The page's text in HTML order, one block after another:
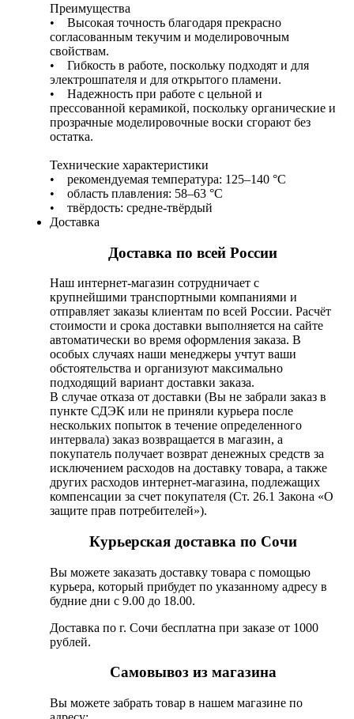
Преимущества
• Высокая точность благодаря прекрасно
согласованным текучим и моделировочным
свойствам.
• Гибкость в работе, поскольку подходят и для
электрошпателя и для открытого пламени.
• Надежность при работе с цельной и
прессованной керамикой, поскольку органические и
прозрачные моделировочные воски сгорают без
остатка.
Технические характеристики
• рекомендуемая температура: 125–140 °C
• область плавления: 58–63 °C
• твёрдость: средне-твёрдый
Доставка
Доставка по всей России
Наш интернет-магазин сотрудничает с
крупнейшими транспортными компаниями и
отправляет заказы клиентам по всей России. Расчёт
стоимости и срока доставки выполняется на сайте
автоматически во время оформления заказа. В
особых случаях наши менеджеры учтут ваши
обстоятельства и организуют максимально
подходящий вариант доставки заказа.
В случае отказа от доставки (Вы не забрали заказ в
пункте СДЭК или не приняли курьера после
нескольких попыток в течение определенного
интервала) заказ возвращается в магазин, а
покупатель получает возврат денежных средств за
исключением расходов на доставку товара, а также
других расходов интернет-магазина, подлежащих
компенсации за счет покупателя (Ст. 26.1 Закона «О
защите прав потребителей»).
Курьерская доставка по Сочи
Вы можете заказать доставку товара с помощью
курьера, который прибудет по указанному адресу в
будние дни с 9.00 до 18.00.
Доставка по г. Сочи бесплатна при заказе от 1000
рублей.
Самовывоз из магазина
Вы можете забрать товар в нашем магазине по